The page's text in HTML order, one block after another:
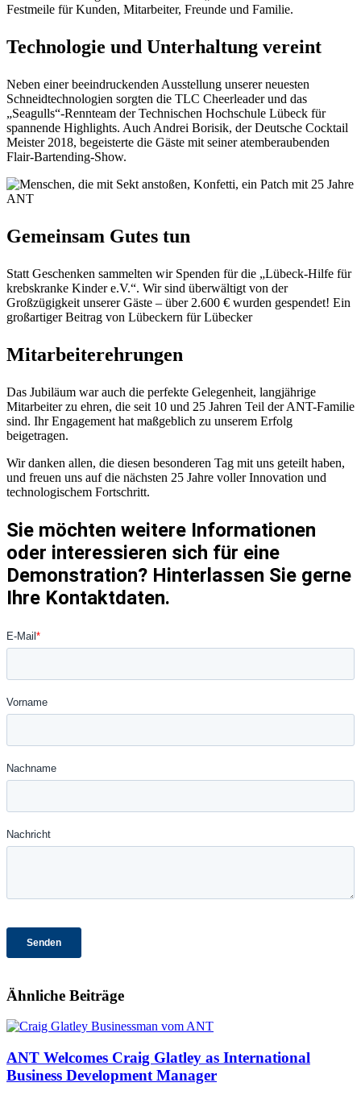
Festmeile für Kunden, Mitarbeiter, Freunde und Familie.
Technologie und Unterhaltung vereint
Neben einer beeindruckenden Ausstellung unserer neuesten
Schneidtechnologien sorgten die TLC Cheerleader und das
„Seagulls“-Rennteam der Technischen Hochschule Lübeck für
spannende Highlights. Auch Andrei Borisik, der Deutsche Cocktail
Meister 2018, begeisterte die Gäste mit seiner atemberaubenden
Flair-Bartending-Show.
Gemeinsam Gutes tun
Statt Geschenken sammelten wir Spenden für die „Lübeck-Hilfe für
krebskranke Kinder e.V.“. Wir sind überwältigt von der
Großzügigkeit unserer Gäste – über 2.600 € wurden gespendet! Ein
großartiger Beitrag von Lübeckern für Lübecker
Mitarbeiterehrungen
Das Jubiläum war auch die perfekte Gelegenheit, langjährige
Mitarbeiter zu ehren, die seit 10 und 25 Jahren Teil der ANT-Familie
sind. Ihr Engagement hat maßgeblich zu unserem Erfolg
beigetragen.
Wir danken allen, die diesen besonderen Tag mit uns geteilt haben,
und freuen uns auf die nächsten 25 Jahre voller Innovation und
technologischem Fortschritt.
Sie möchten weitere Informationen
oder interessieren sich für eine
Demonstration? Hinterlassen Sie gerne
Ihre Kontaktdaten.
Ähnliche Beiträge
ANT Welcomes Craig Glatley as International
Business Development Manager